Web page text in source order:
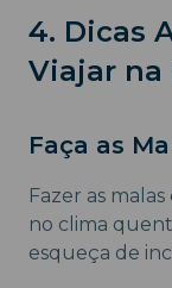
4. Dicas
Viajar na
Faça as
Fazer as
no clima
esqueça de